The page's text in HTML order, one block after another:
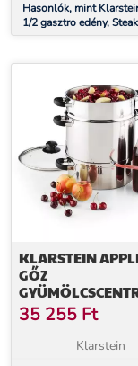
Hasonlók, mint
1/2 gasztro edény,
Pro grillhez,
KLARSTEIN
GŐZ
EDÉNY,
1500 W, Ø 25 CM,
35 255 Ft
Klarstein